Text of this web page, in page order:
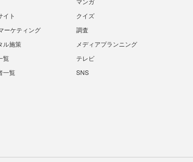
イト
クイズ
ーケティング
調査
ル施策
メディアプランニング
覧
テレビ
一覧
SNS